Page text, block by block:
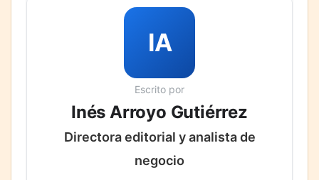
IA
Escrito por
Inés Arroyo Gutiérrez
Directora editorial y analista de
negocio